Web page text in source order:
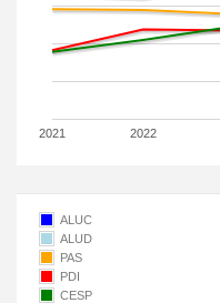
2021 2022
ALUC
ALUD
PAS
PDI
CESP